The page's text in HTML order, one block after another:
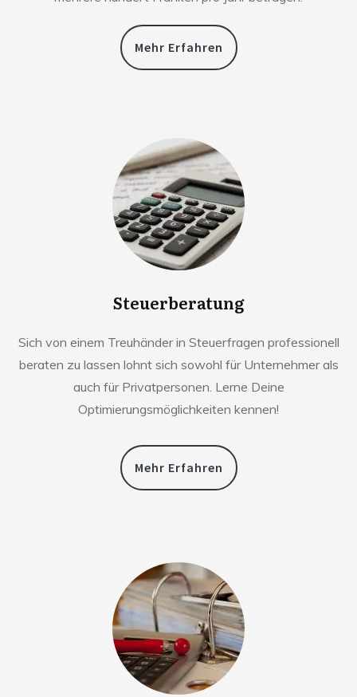
Mehr Erfahren
Steuerberatung
Sich von einem Treuhänder in Steuerfragen professionell
beraten zu lassen lohnt sich sowohl für Unternehmer als
auch für Privatpersonen. Lerne Deine
Optimierungsmöglichkeiten kennen!
Mehr Erfahren